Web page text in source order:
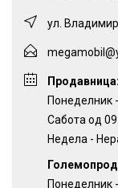
ул.
Продавница:
Понеделник
Сабота од
Недела -
Понеделник